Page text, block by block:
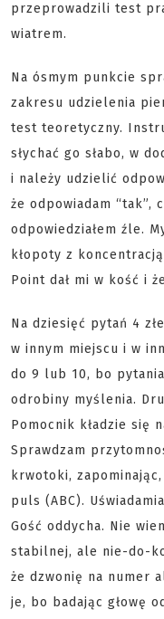
przeprowadzili test
wiatrem.
Na ósmym punkcie
zakresu udzielenia
test teoretyczny.
słychać go słabo, w
i należy udzielić
że odpowiadam “tak”,
odpowiedziałem źle.
kłopoty z
Point dał mi w kość i
Na dziesięć pytań 4
w innym miejscu i w
do 9 lub 10, bo
odrobiny myślenia.
Pomocnik kładzie się
Sprawdzam
krwotoki,
puls (ABC).
Gość oddycha. Nie
stabilnej, ale nie-do-
że dzwonię na numer
je, bo badając głowę